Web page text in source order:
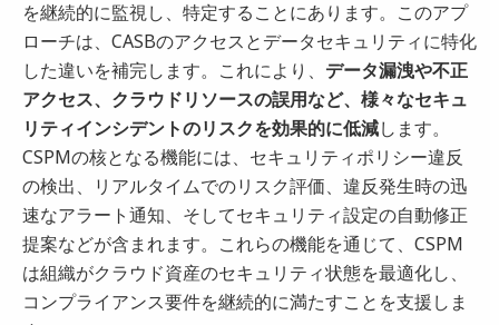
を継続的に監視し、特定することにあります。このアプ
ローチは、CASBのアクセスとデータセキュリティに特化
した違いを補完します。これにより、 データ漏洩や不正
アクセス、クラウドリソースの誤用など、様々なセキュ
リティインシデントのリスクを効果的に低減します。
CSPMの核となる機能には、セキュリティポリシー違反
の検出、リアルタイムでのリスク評価、違反発生時の迅
速なアラート通知、そしてセキュリティ設定の自動修正
提案などが含まれます。これらの機能を通じて、CSPM
は組織がクラウド資産のセキュリティ状態を最適化し、
コンプライアンス要件を継続的に満たすことを支援しま